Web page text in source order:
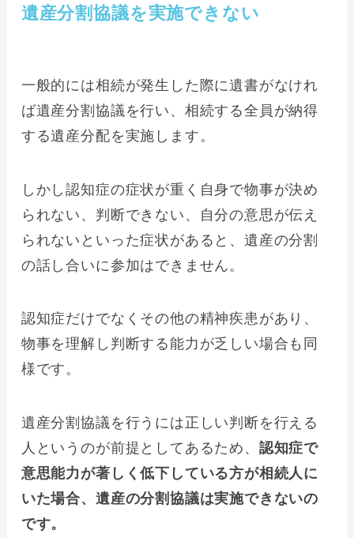
遺産分割協議を実施できない
一般的には相続が発生した際に遺書がなけれ
ば遺産分割協議を行い、相続する全員が納得
する遺産分配を実施します。
しかし認知症の症状が重く自身で物事が決め
られない、判断できない、自分の意思が伝え
られないといった症状があると、遺産の分割
の話し合いに参加はできません。
認知症だけでなくその他の精神疾患があり、
物事を理解し判断する能力が乏しい場合も同
様です。
遺産分割協議を行うには正しい判断を行える
人というのが前提としてあるため、 認知症で
意思能力が著しく低下している方が相続人に
いた場合、遺産の分割協議は実施できないの
です。